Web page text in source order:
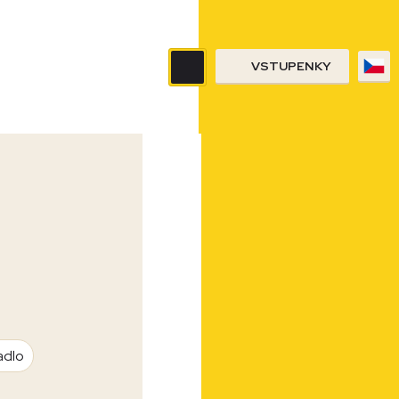
VSTUPENKY